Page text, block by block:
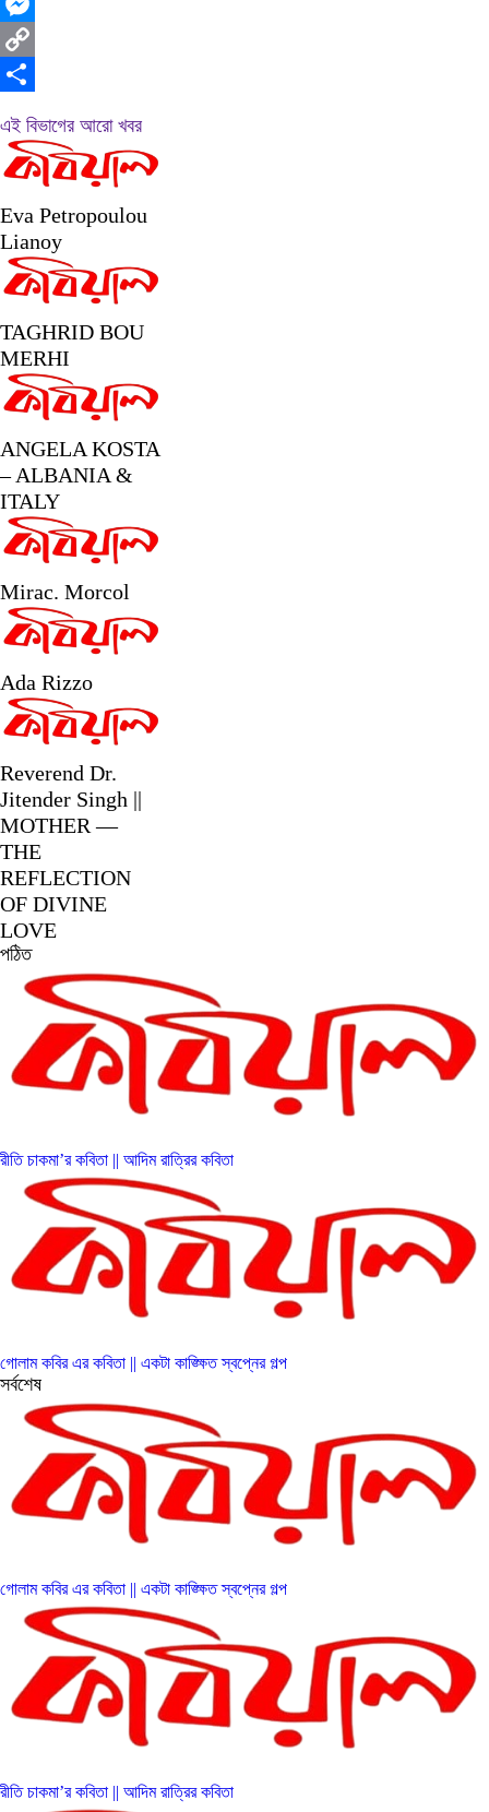
WhatsApp
Messenger
Copy
এই বিভাগের আরো খবর
Eva Petropoulou
Lianoy
TAGHRID BOU
MERHI
ANGELA KOSTA
– ALBANIA &
ITALY
Mirac. Morcol
Ada Rizzo
Reverend Dr.
Jitender Singh ||
MOTHER —
THE
REFLECTION
OF DIVINE
LOVE
পঠিত
রীতি চাকমা’র কবিতা || আদিম রাত্রির কবিতা
গোলাম কবির এর কবিতা || একটা কাঙ্ক্ষিত স্বপ্নের গল্প
সর্বশেষ
গোলাম কবির এর কবিতা || একটা কাঙ্ক্ষিত স্বপ্নের গল্প
রীতি চাকমা’র কবিতা || আদিম রাত্রির কবিতা